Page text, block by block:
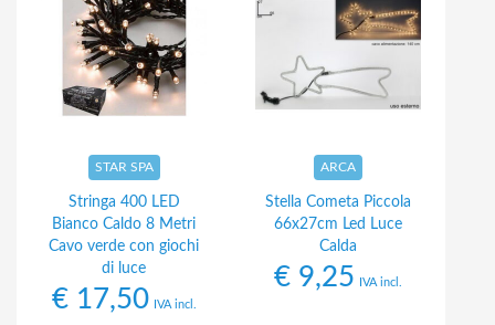
STAR SPA
Stringa 400 LED
Bianco Caldo 8 Metri
Cavo verde con giochi
di luce
€17,50 IVA incl.
ARCA
Stella Cometa Piccola
66x27cm Led Luce
Calda
€ 9,25 IVA incl.